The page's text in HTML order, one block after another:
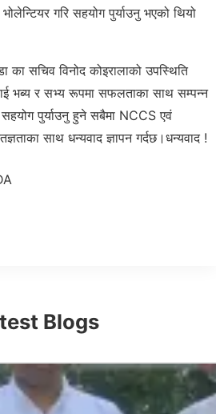
गरि सहयोग पुर्याउनु भएको थियो
का सचिव विनोद कोइरालाको उपस्थिति
भब्य र सभ्य रूपमा सफलताका साथ सम्पन्न
सहयोग पुर्याउनु हुने सबैमा NCCS एवं
साथ धन्यवाद ज्ञापन गर्दछ।धन्यवाद !
Blogs